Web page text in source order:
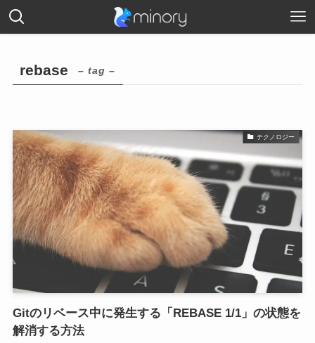
rebase – tag –
テクノロジー
Gitのリベース中に発生する「REBASE 1/1」の状態を
解消する方法